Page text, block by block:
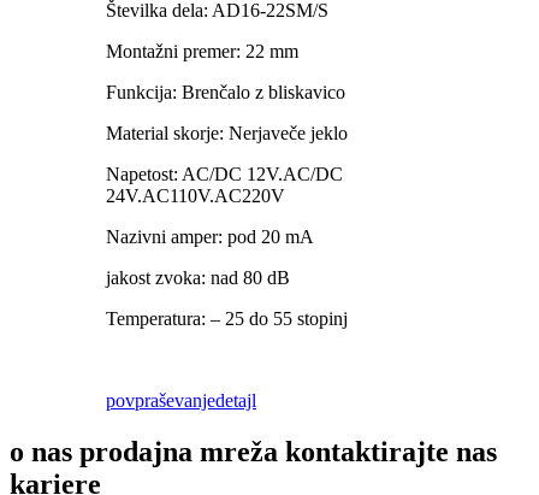
Številka dela: AD16-22SM/S
Montažni premer: 22 mm
Funkcija: Brenčalo z bliskavico
Material skorje: Nerjaveče jeklo
Napetost: AC/DC 12V.AC/DC
24V.AC110V.AC220V
Nazivni amper: pod 20 mA
jakost zvoka: nad 80 dB
Temperatura: – 25 do 55 stopinj
povpraševanjedetajl
o nas prodajna mreža kontaktirajte nas
kariere